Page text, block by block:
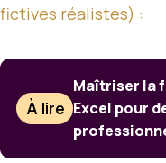
fictives réalistes) :
À lire
Maîtriser la
Excel pour